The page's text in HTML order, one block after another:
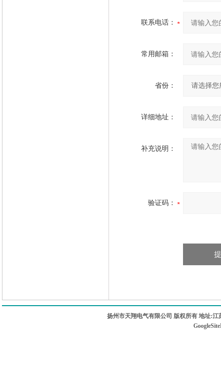
联系电话：
常用邮箱：
省份：
详细地址：
补充说明：
验证码：
扬州市天翔电气有限公司 版权所有 地址: